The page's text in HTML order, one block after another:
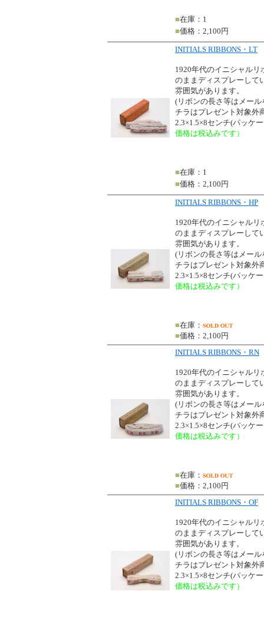
■在庫：1
■価格：2,100円
INITIALS RIBBONS・LT
1920年代のイニシャル
のままディスプレーして
雰囲気があります。
(リボンの長さ等はメー
チラはプレゼント対象外
2.3×1.5×8センチ(パッケ
価格は税込みです）
■在庫：1
■価格：2,100円
INITIALS RIBBONS・HP
1920年代のイニシャル
のままディスプレーして
雰囲気があります。
(リボンの長さ等はメー
チラはプレゼント対象外
2.3×1.5×8センチ(パッケ
価格は税込みです）
■在庫：
■価格：2,100円
INITIALS RIBBONS・RN
1920年代のイニシャル
のままディスプレーして
雰囲気があります。
(リボンの長さ等はメー
チラはプレゼント対象外
2.3×1.5×8センチ(パッケ
価格は税込みです）
■在庫：
■価格：2,100円
INITIALS RIBBONS・OF
1920年代のイニシャル
のままディスプレーして
雰囲気があります。
(リボンの長さ等はメー
チラはプレゼント対象外
2.3×1.5×8センチ(パッケ
価格は税込みです）